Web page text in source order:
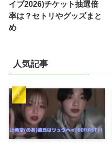
イブ2026)チケット抽選倍
率は？セトリやグッズまと
め
人気記事